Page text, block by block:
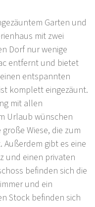
Garten und
mit zwei
Dorf nur wenige
entfernt und bietet
entspannten
komplett eingezäunt.
mit allen
Urlaub wünschen
Wiese, die zum
gibt es eine
und einen privaten
befinden sich die
und ein
Stock befinden sich